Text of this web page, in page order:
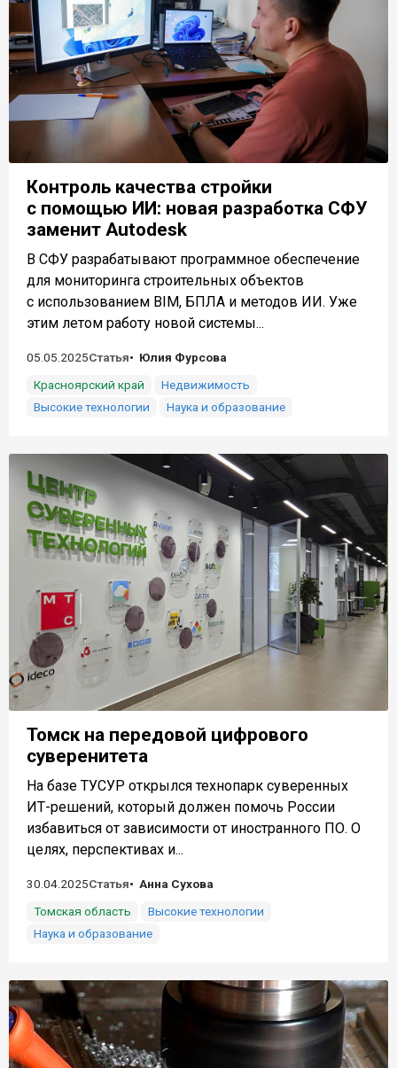
Контроль качества стройки
с помощью ИИ: новая разработка СФУ
заменит Autodesk
В СФУ разрабатывают программное обеспечение
для мониторинга строительных объектов
с использованием BIM, БПЛА и методов ИИ. Уже
этим летом работу новой системы...
05.05.2025Статья
Юлия Фурсова
Красноярский край
Недвижимость
Высокие технологии
Наука и образование
Томск на передовой цифрового
суверенитета
На базе ТУСУР открылся технопарк суверенных
ИТ-решений, который должен помочь России
избавиться от зависимости от иностранного ПО. О
целях, перспективах и...
30.04.2025Статья
Анна Сухова
Томская область
Высокие технологии
Наука и образование